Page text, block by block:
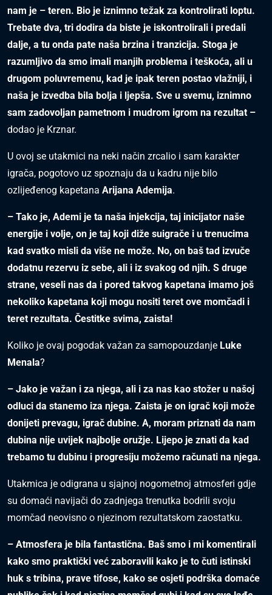
nam je – teren. Bio je iznimno težak za kontrolirati loptu.
Trebate dva, tri dodira da biste je iskontrolirali i predali
dalje, a tu onda pate naša brzina i tranzicija. Stoga je
razumljivo da smo imali manjih problema i teškoća, ali u
drugom poluvremenu, kad je ipak teren postao vlažniji, i
naša je izvedba bila bolja i ljepša. Sve u svemu, iznimno
sam zadovoljan pametnom i mudrom igrom na rezultat –
dodao je Krznar.
U ovoj se utakmici na neki način zrcalio i sam karakter
igrača, pogotovo uz spoznaju da u kadru nije bilo
ozlijeđenog kapetana Arijana Ademija.
– Tako je, Ademi je ta naša injekcija, taj inicijator naše
energije i volje, on je taj koji diže suigrače i u trenucima
kad svatko misli da više ne može. No, on baš tad izvuče
dodatnu rezervu iz sebe, ali i iz svakog od njih. S druge
strane, veseli nas da i pored takvog kapetana imamo još
nekoliko kapetana koji mogu nositi teret ove momčadi i
teret rezultata. Čestitke svima, zaista!
Koliko je ovaj pogodak važan za samopouzdanje Luke
Menala?
– Jako je važan i za njega, ali i za nas kao stožer u našoj
odluci da stanemo iza njega. Zaista je on igrač koji može
donijeti prevagu, igrač dubine. A, moram priznati da nam
dubina nije uvijek najbolje oružje. Lijepo je znati da kad
trebamo tu dubinu i progresiju možemo računati na njega.
Utakmica je odigrana u sjajnoj nogometnoj atmosferi gdje
su domaći navijači do zadnjega trenutka bodrili svoju
momčad neovisno o njezinom rezultatskom zaostatku.
– Atmosfera je bila fantastična. Baš smo i mi komentirali
kako smo praktički već zaboravili kako je to čuti istinski
huk s tribina, prave tifose, kako se osjeti podrška domaće